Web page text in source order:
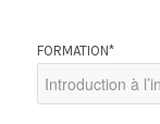
FORMATION*